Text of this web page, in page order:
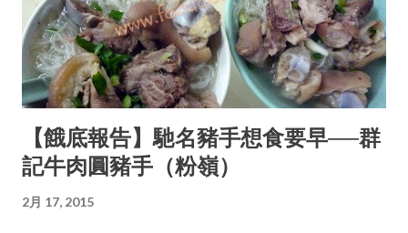
【餓底報告】馳名豬手想食要早──群
記牛肉圓豬手（粉嶺）
2月 17, 2015